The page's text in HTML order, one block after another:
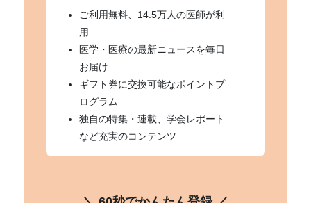
ご利用無料、14.5万人の医師が利
用
医学・医療の最新ニュースを毎日
お届け
ギフト券に交換可能なポイントプ
ログラム
独自の特集・連載、学会レポート
など充実のコンテンツ